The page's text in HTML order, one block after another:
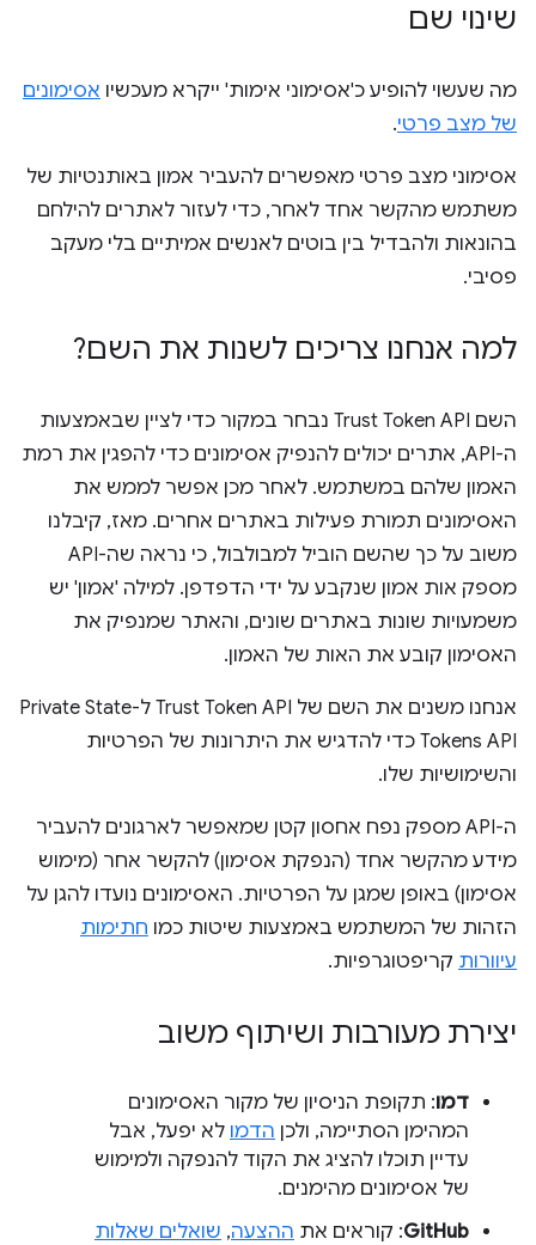
שינוי שם
מה שעשוי להופיע כ'אסימוני אימות' ייקרא מעכשיו אסימונים
של מצב פרטי.
אסימוני מצב פרטי מאפשרים להעביר אמון באותנטיות של
משתמש מהקשר אחד לאחר, כדי לעזור לאתרים להילחם
בהונאות ולהבדיל בין בוטים לאנשים אמיתיים בלי מעקב
פסיבי.
למה אנחנו צריכים לשנות את השם?
השם Trust Token API נבחר במקור כדי לציין שבאמצעות
ה-API, אתרים יכולים להנפיק אסימונים כדי להפגין את רמת
האמון שלהם במשתמש. לאחר מכן אפשר לממש את
האסימונים תמורת פעילות באתרים אחרים. מאז, קיבלנו
משוב על כך שהשם הוביל למבולבול, כי נראה שה-API
מספק אות אמון שנקבע על ידי הדפדפן. למילה 'אמון' יש
משמעויות שונות באתרים שונים, והאתר שמנפיק את
האסימון קובע את האות של האמון.
אנחנו משנים את השם של Trust Token API ל-Private State
Tokens API כדי להדגיש את היתרונות של הפרטיות
והשימושיות שלו.
ה-API מספק נפח אחסון קטן שמאפשר לארגונים להעביר
מידע מהקשר אחד (הנפקת אסימון) להקשר אחר (מימוש
אסימון) באופן שמגן על הפרטיות. האסימונים נועדו להגן על
הזהות של המשתמש באמצעות שיטות כמו חתימות
עיוורות קריפטוגרפיות.
יצירת מעורבות ושיתוף משוב
דמו: תקופת הניסיון של מקור האסימונים
המהימן הסתיימה, ולכן הדמו לא יפעל, אבל
עדיין תוכלו להציג את הקוד להנפקה ולמימוש
של אסימונים מהימנים.
GitHub: קוראים את ההצעה, שואלים שאלות